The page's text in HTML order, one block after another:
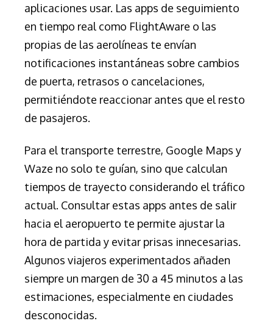
aplicaciones usar. Las apps de seguimiento
en tiempo real como FlightAware o las
propias de las aerolíneas te envían
notificaciones instantáneas sobre cambios
de puerta, retrasos o cancelaciones,
permitiéndote reaccionar antes que el resto
de pasajeros.
Para el transporte terrestre, Google Maps y
Waze no solo te guían, sino que calculan
tiempos de trayecto considerando el tráfico
actual. Consultar estas apps antes de salir
hacia el aeropuerto te permite ajustar la
hora de partida y evitar prisas innecesarias.
Algunos viajeros experimentados añaden
siempre un margen de 30 a 45 minutos a las
estimaciones, especialmente en ciudades
desconocidas.